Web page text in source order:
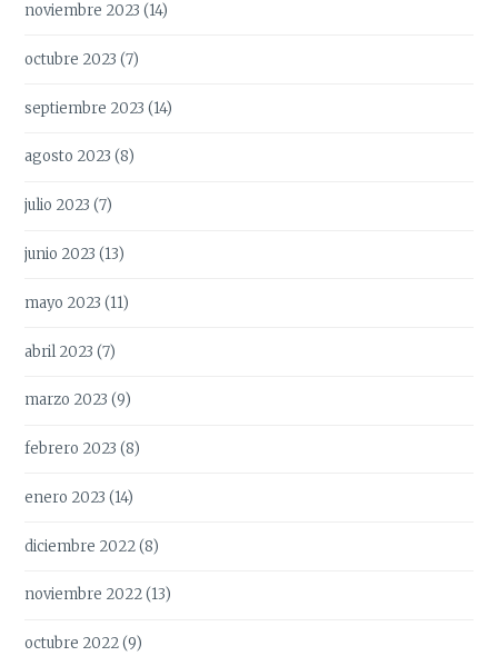
noviembre 2023 (14)
octubre 2023 (7)
septiembre 2023 (14)
agosto 2023 (8)
julio 2023 (7)
junio 2023 (13)
mayo 2023 (11)
abril 2023 (7)
marzo 2023 (9)
febrero 2023 (8)
enero 2023 (14)
diciembre 2022(8)
noviembre 2022(13)
octubre 2022(9)